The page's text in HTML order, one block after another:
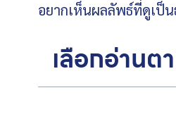
อยากเห็นผลลัพธ์ที่ดูเป็
เลือกอ่านต